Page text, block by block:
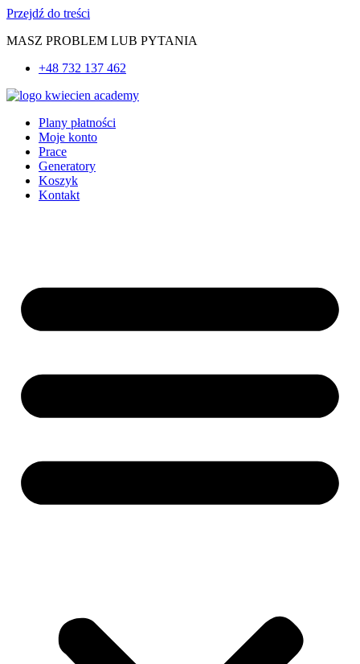
Przejdź do treści
MASZ PROBLEM LUB PYTANIA
+48 732 137 462
Plany płatności
Moje konto
Prace
Generatory
Koszyk
Kontakt